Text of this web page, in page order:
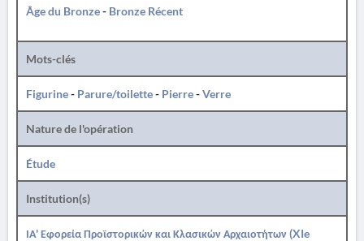
Âge du Bronze- Bronze Récent
Mots-clés
Figurine- Parure/toilette- Pierre-Verre
Nature de l'opération
Étude
Institution(s)
ΙΑ' Εφορεία Προϊστορικών και Κλασικών Αρχαιοτήτων (XIe